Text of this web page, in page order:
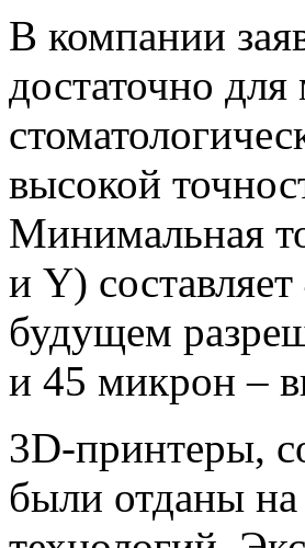
В компании
достаточно
высокой
Минимальная
и Y)
будущем
и 45 микрон –
3D-принтеры,
были отданы на